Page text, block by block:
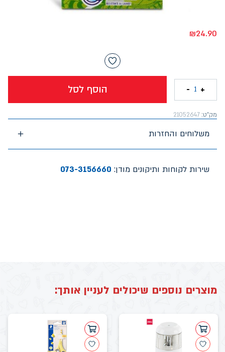
₪24.90
הוסף לסל +
1
-
מק"ט:21052647
משלוחים והחזרות
שירות לקוחות ותיקונים מודן: 073-3156660
מוצרים נוספים שיכולים לעניין אותך: